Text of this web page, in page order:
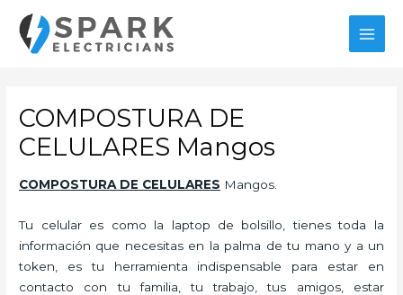
contenido
COMPOSTURA DE
CELULARES Mangos
COMPOSTURA DE CELULARES Mangos.
Tu celular es como la laptop de bolsillo, tienes toda la
información que necesitas en la palma de tu mano y a un
token, es tu herramienta indispensable para estar en
contacto con tu familia, tu trabajo, tus amigos, estar